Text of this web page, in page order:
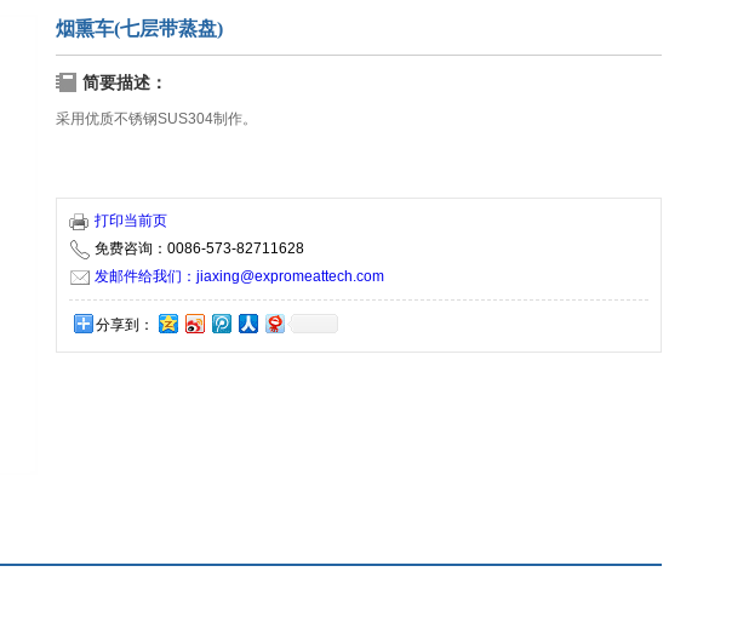
烟熏车(七层带蒸盘)
简要描述：
采用优质不锈钢SUS304制作。
打印当前页
免费咨询：0086-573-82711628
发邮件给我们：jiaxing@expromeattech.com
分享到：